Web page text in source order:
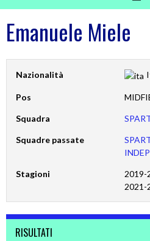
Emanuele Miele
Nazionalità
Pos
Squadra
Squadre passate
Stagioni
2019-
2021-
RISULTATI